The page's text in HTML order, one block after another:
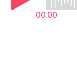
00:00